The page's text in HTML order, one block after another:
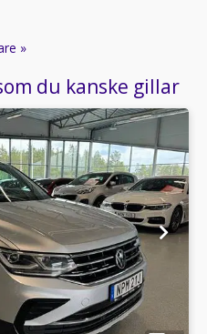
»
du kanske gillar